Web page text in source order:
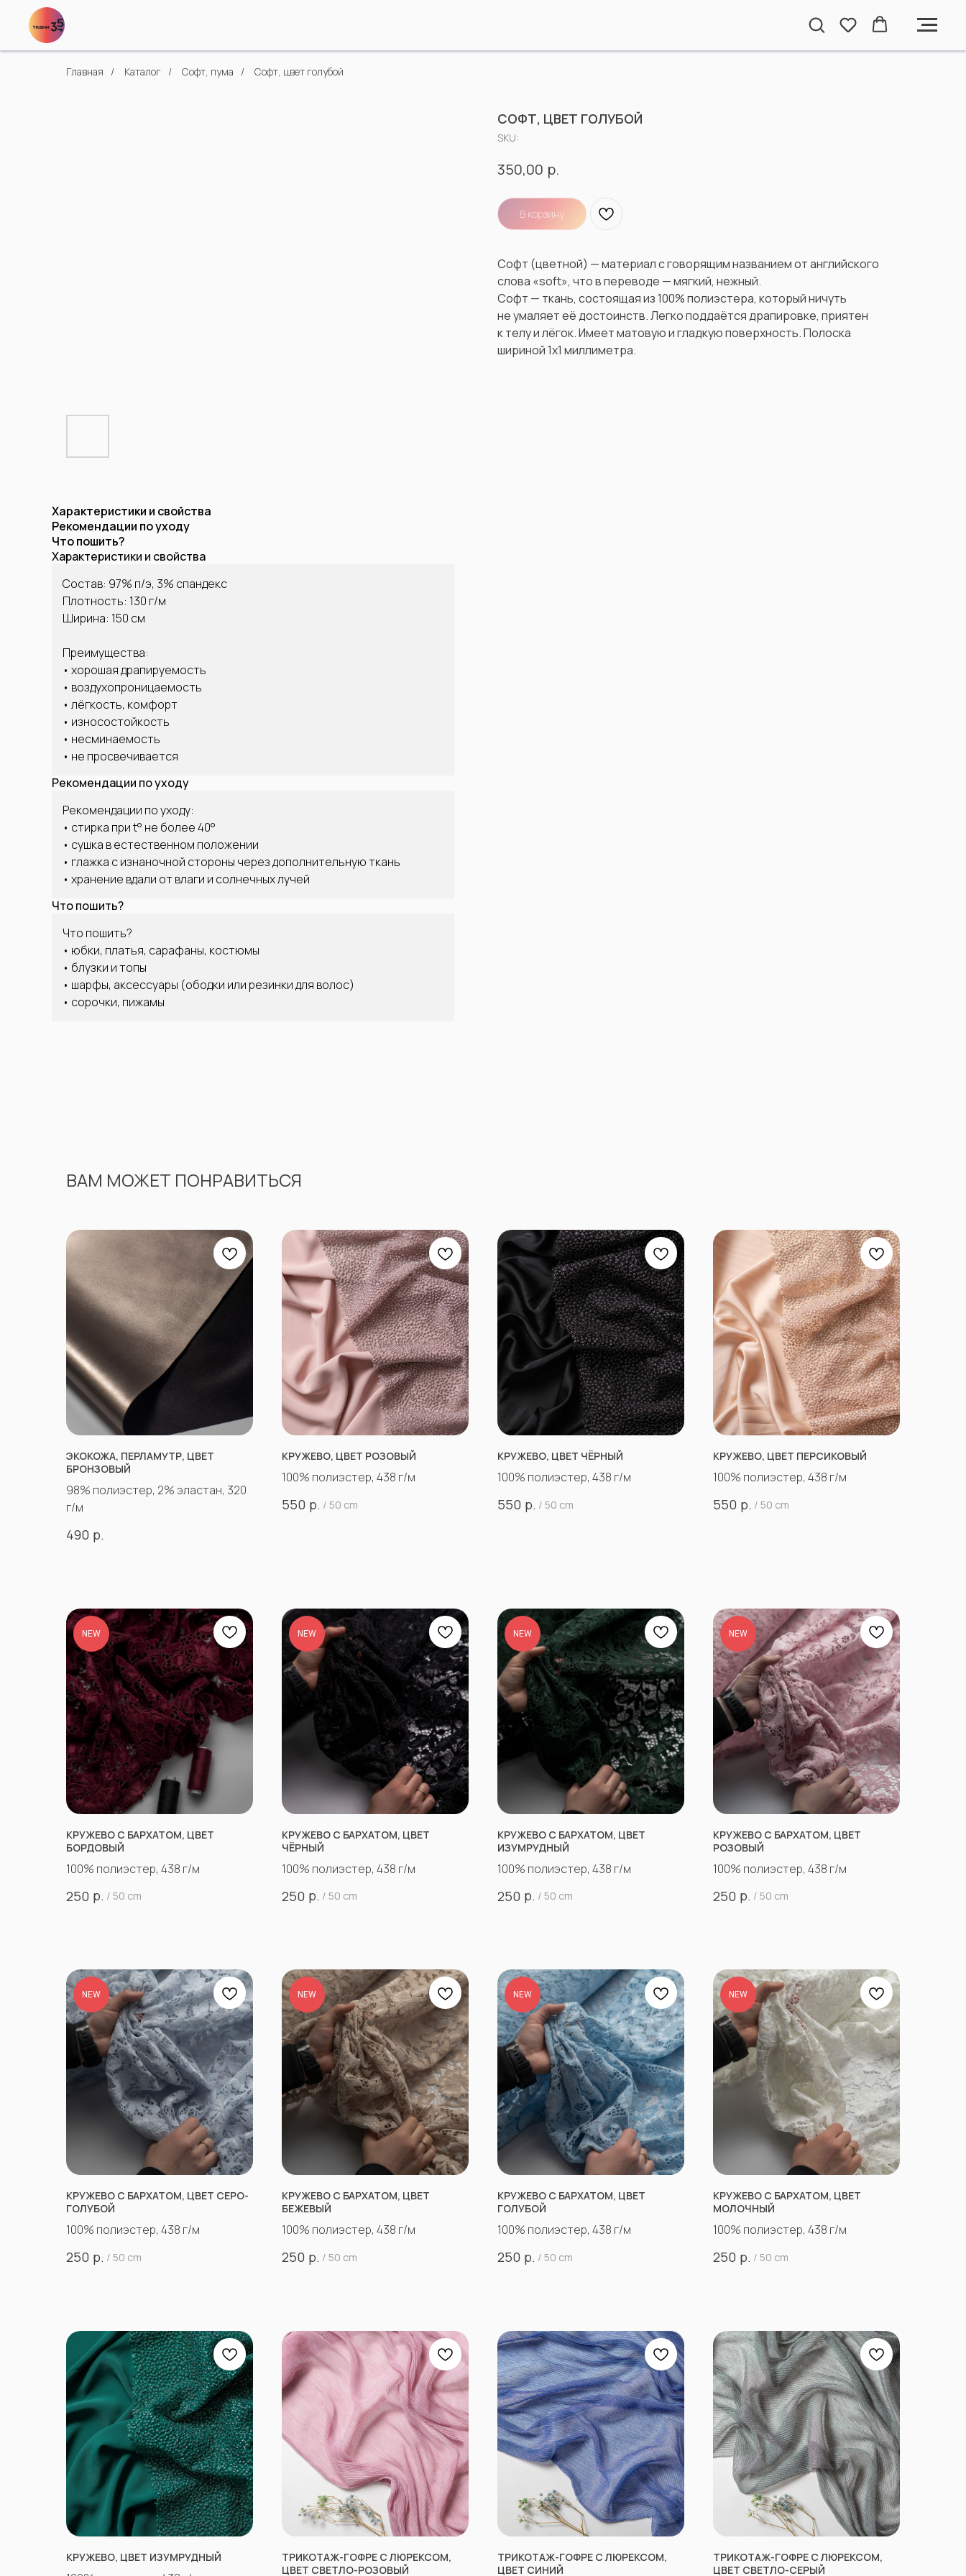
Главная / Каталог / Софт, пума / Софт, цвет голубой
СОФТ, ЦВЕТ ГОЛУБОЙ
SKU:
350,00 р.
В корзину
Софт (цветной) — материал с говорящим названием от английского
слова «soft», что в переводе — мягкий, нежный.
Софт — ткань, состоящая из 100% полиэстера, который ничуть
не умаляет её достоинств. Легко поддаётся драпировке, приятен
к телу и лёгок. Имеет матовую и гладкую поверхность. Полоска
шириной 1х1 миллиметра.
Характеристики и свойства
Рекомендации по уходу
Что пошить?
Характеристики и свойства
Состав: 97% п/э, 3% спандекс
Плотность: 130 г/м
Ширина: 150 см
Преимущества:
• хорошая драпируемость
• воздухопроницаемость
• лёгкость, комфорт
• износостойкость
• несминаемость
• не просвечивается
Рекомендации по уходу
Рекомендации по уходу:
• стирка при t° не более 40°
• сушка в естественном положении
• глажка с изнаночной стороны через дополнительную ткань
• хранение вдали от влаги и солнечных лучей
Что пошить?
Что пошить?
• юбки, платья, сарафаны, костюмы
• блузки и топы
• шарфы, аксессуары (ободки или резинки для волос)
• сорочки, пижамы
ВАМ МОЖЕТ ПОНРАВИТЬСЯ
ЭКОКОЖА, ПЕРЛАМУТР, ЦВЕТ
БРОНЗОВЫЙ
98% полиэстер, 2% эластан, 320
г/м
490 р.
КРУЖЕВО, ЦВЕТ РОЗОВЫЙ
100% полиэстер, 438 г/м
550 р. / 50 cm
КРУЖЕВО, ЦВЕТ ЧЁРНЫЙ
100% полиэстер, 438 г/м
550 р. / 50 cm
КРУЖЕВО, ЦВЕТ ПЕРСИКОВЫЙ
100% полиэстер, 438 г/м
550 р. / 50 cm
NEW
КРУЖЕВО С БАРХАТОМ, ЦВЕТ
БОРДОВЫЙ
100% полиэстер, 438 г/м
250 р. / 50 cm
NEW
КРУЖЕВО С БАРХАТОМ, ЦВЕТ
ЧЁРНЫЙ
100% полиэстер, 438 г/м
250 р. / 50 cm
NEW
КРУЖЕВО С БАРХАТОМ, ЦВЕТ
ИЗУМРУДНЫЙ
100% полиэстер, 438 г/м
250 р. / 50 cm
NEW
КРУЖЕВО С БАРХАТОМ, ЦВЕТ
РОЗОВЫЙ
100% полиэстер, 438 г/м
250 р. / 50 cm
NEW
КРУЖЕВО С БАРХАТОМ, ЦВЕТ СЕРО-
ГОЛУБОЙ
100% полиэстер, 438 г/м
250 р. / 50 cm
NEW
КРУЖЕВО С БАРХАТОМ, ЦВЕТ
БЕЖЕВЫЙ
100% полиэстер, 438 г/м
250 р. / 50 cm
NEW
КРУЖЕВО С БАРХАТОМ, ЦВЕТ
ГОЛУБОЙ
100% полиэстер, 438 г/м
250 р. / 50 cm
NEW
КРУЖЕВО С БАРХАТОМ, ЦВЕТ
МОЛОЧНЫЙ
100% полиэстер, 438 г/м
250 р. / 50 cm
КРУЖЕВО, ЦВЕТ ИЗУМРУДНЫЙ
ТРИКОТАЖ-ГОФРЕ С ЛЮРЕКСОМ,
ЦВЕТ СВЕТЛО-РОЗОВЫЙ
ТРИКОТАЖ-ГОФРЕ С ЛЮРЕКСОМ,
ЦВЕТ СИНИЙ
ТРИКОТАЖ-ГОФРЕ С ЛЮРЕКСОМ,
ЦВЕТ СВЕТЛО-СЕРЫЙ